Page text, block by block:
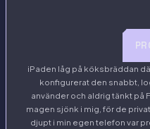
iPaden låg på köksbräddan
konfigurerat den snabbt,
använder och aldrig tänkt på
magen sjönk i mig, för de
djupt i min egen telefon var